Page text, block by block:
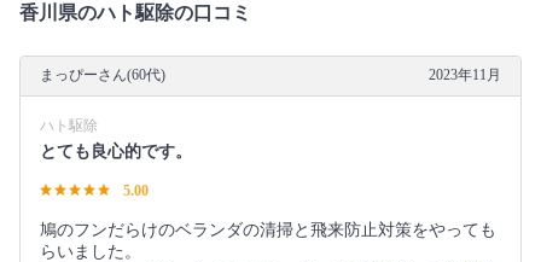
香川県のハト駆除の口コミ
まっぴーさん(60代) 2023年11月
ハト駆除
とても良心的です。
5.00
鳩のフンだらけのベランダの清掃と飛来防止対策をやっても
らいました。